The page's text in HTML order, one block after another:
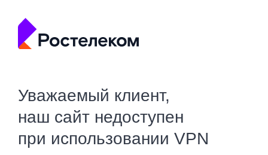
Уважаемый клиент,
наш сайт недоступен
при использовании VPN